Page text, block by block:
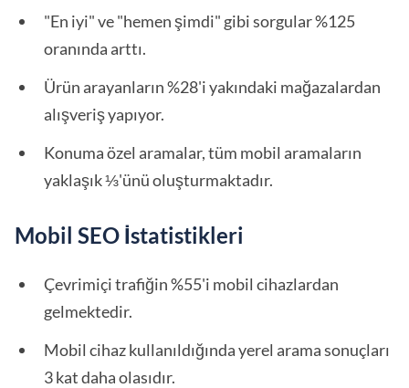
"En iyi" ve "hemen şimdi" gibi sorgular %125
oranında arttı.
Ürün arayanların %28'i yakındaki mağazalardan
alışveriş yapıyor.
Konuma özel aramalar, tüm mobil aramaların
yaklaşık ⅓'ünü oluşturmaktadır.
Mobil SEO İstatistikleri
Çevrimiçi trafiğin %55'i mobil cihazlardan
gelmektedir.
Mobil cihaz kullanıldığında yerel arama sonuçları
3 kat daha olasıdır.